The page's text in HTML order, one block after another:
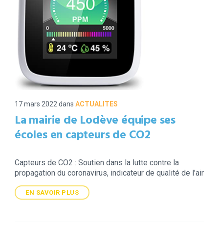
17 mars 2022dans ACTUALITES
La mairie de Lodève équipe ses
écoles en capteurs de CO2
Capteurs de CO2 : Soutien dans la lutte contre la
propagation du coronavirus, indicateur de qualité de l’air
EN SAVOIR PLUS